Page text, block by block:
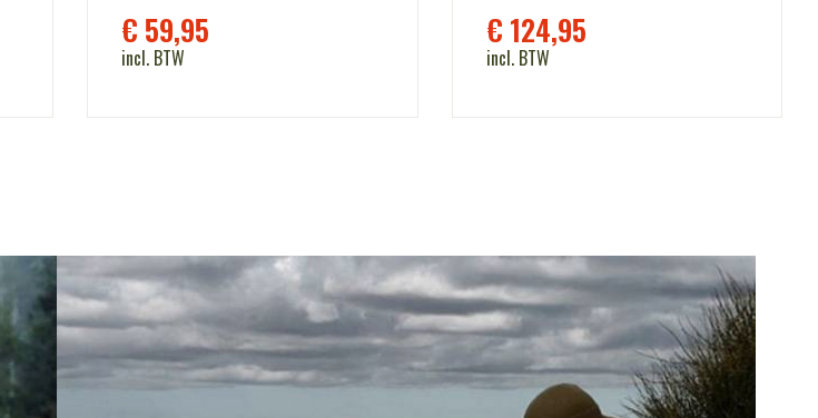
€ 59,95
incl. BTW
€ 124,95
incl. BTW